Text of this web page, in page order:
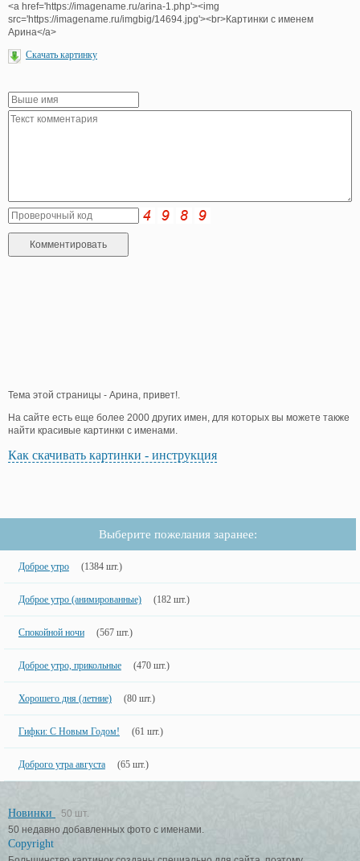
<a href='https://imagename.ru/arina-1.php'><img
src='https://imagename.ru/imgbig/14694.jpg'><br>Картинки с именем
Арина</a>
Скачать картинку
Тема этой страницы - Арина, привет!.
На сайте есть еще более 2000 других имен, для которых вы можете также
найти красивые картинки с именами.
Как скачивать картинки - инструкция
Выберите пожелания заранее:
Доброе утро (1384 шт.)
Доброе утро (анимированные) (182 шт.)
Спокойной ночи (567 шт.)
Доброе утро, прикольные (470 шт.)
Хорошего дня (летние) (80 шт.)
Гифки: С Новым Годом! (61 шт.)
Доброго утра августа (65 шт.)
Новинки
50 шт.
50 недавно добавленных фото с именами.
Copyright